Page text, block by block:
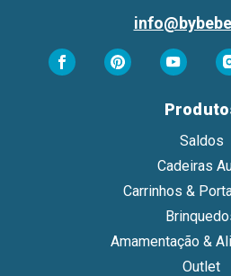
Saldos
Cadeiras
Carrinhos &
Amamentação &
Outlet